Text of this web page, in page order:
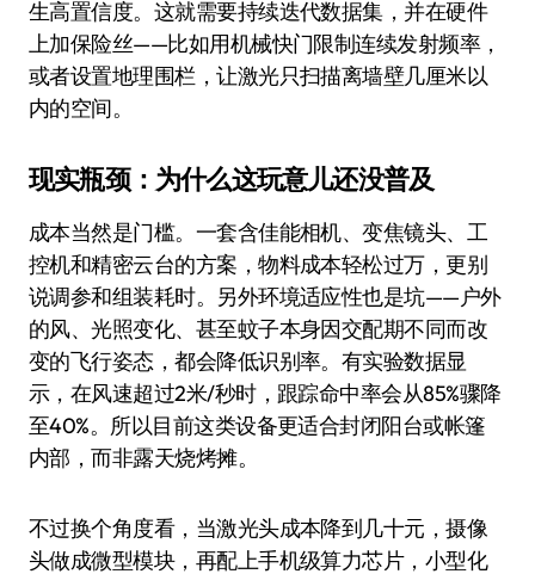
生高置信度。这就需要持续迭代数据集，并在硬件
上加保险丝——比如用机械快门限制连续发射频率，
或者设置地理围栏，让激光只扫描离墙壁几厘米以
内的空间。
现实瓶颈：为什么这玩意儿还没普及
成本当然是门槛。一套含佳能相机、变焦镜头、工
控机和精密云台的方案，物料成本轻松过万，更别
说调参和组装耗时。另外环境适应性也是坑——户外
的风、光照变化、甚至蚊子本身因交配期不同而改
变的飞行姿态，都会降低识别率。有实验数据显
示，在风速超过2米/秒时，跟踪命中率会从85%骤降
至40%。所以目前这类设备更适合封闭阳台或帐篷
内部，而非露天烧烤摊。
不过换个角度看，当激光头成本降到几十元，摄像
头做成微型模块，再配上手机级算力芯片，小型化